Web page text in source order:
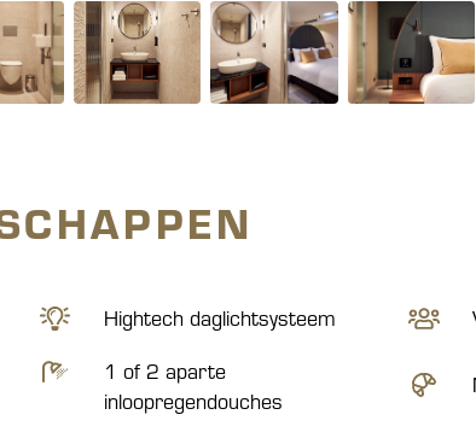
Hightech daglichtsysteem
1 of 2 aparte
inloopregendouches